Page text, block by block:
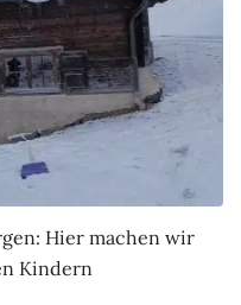
Hier machen wir
Kindern